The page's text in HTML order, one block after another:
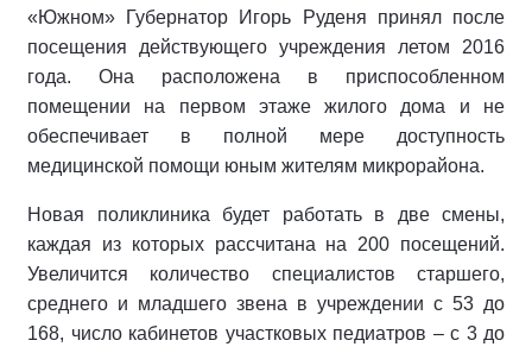
«Южном» Губернатор Игорь Руденя принял после
посещения действующего учреждения летом 2016
года. Она расположена в приспособленном
помещении на первом этаже жилого дома и не
обеспечивает в полной мере доступность
медицинской помощи юным жителям микрорайона.
Новая поликлиника будет работать в две смены,
каждая из которых рассчитана на 200 посещений.
Увеличится количество специалистов старшего,
среднего и младшего звена в учреждении с 53 до
168, число кабинетов участковых педиатров – с 3 до